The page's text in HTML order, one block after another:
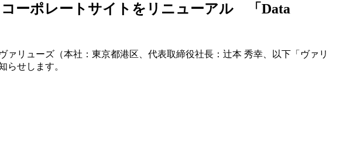
ーポレートサイトをリニューアル 「Data
リューズ（本社：東京都港区、代表取締役社長：辻本 秀幸、以下「ヴァリ
らせします。